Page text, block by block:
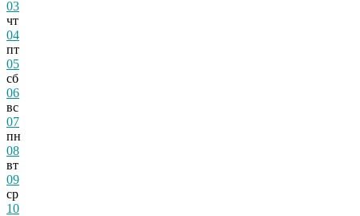
03
чт
04
пт
05
сб
06
вс
07
пн
08
вт
09
ср
10